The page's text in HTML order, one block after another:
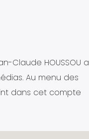
Claude HOUSSOU a
Au menu des
dans cet compte